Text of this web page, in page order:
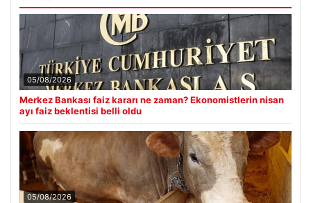
05/08/2026
Merkez Bankası faiz kararı ne zaman? Ekonomistlerin nisan
ayı faiz beklentisi belli oldu
05/08/2026